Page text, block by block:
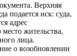
Верхняя
подается иск: суда,
адрес
жительства,
лица.
о возобновлении